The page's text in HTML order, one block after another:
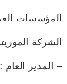
المؤسسات
الشركة
– المدير